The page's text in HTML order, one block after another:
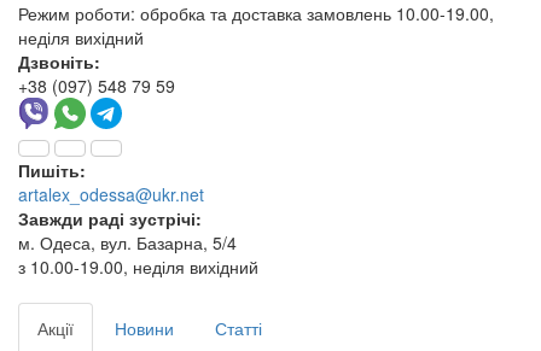
Режим роботи: обробка та доставка замовлень 10.00-19.00,
неділя вихідний
Дзвоніть:
+38 (097) 548 79 59
Пишіть:
artalex_odessa@ukr.net
Завжди раді зустрічі:
м. Одеса, вул. Базарна, 5/4
з 10.00-19.00, неділя вихідний
Акції Новини
Статті